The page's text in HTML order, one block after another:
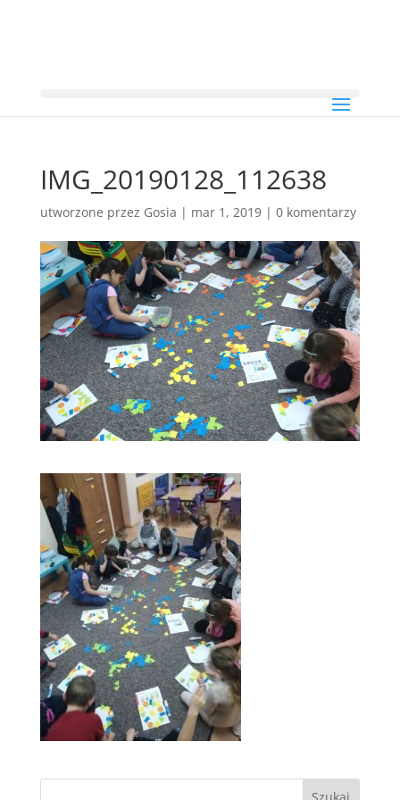
IMG_20190128_112638
utworzone przez Gosia | mar 1, 2019| 0 komentarzy